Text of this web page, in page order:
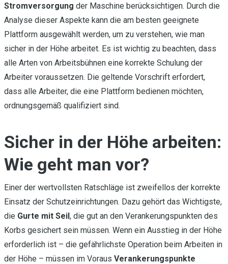
Stromversorgung der Maschine berücksichtigen. Durch die
Analyse dieser Aspekte kann die am besten geeignete
Plattform ausgewählt werden, um zu verstehen, wie man
sicher in der Höhe arbeitet. Es ist wichtig zu beachten, dass
alle Arten von Arbeitsbühnen eine korrekte Schulung der
Arbeiter voraussetzen. Die geltende Vorschrift erfordert,
dass alle Arbeiter, die eine Plattform bedienen möchten,
ordnungsgemäß qualifiziert sind.
Sicher in der Höhe arbeiten:
Wie geht man vor?
Einer der wertvollsten Ratschläge ist zweifellos der korrekte
Einsatz der Schutzeinrichtungen. Dazu gehört das Wichtigste,
die Gurte mit Seil, die gut an den Verankerungspunkten des
Korbs gesichert sein müssen. Wenn ein Ausstieg in der Höhe
erforderlich ist – die gefährlichste Operation beim Arbeiten in
der Höhe – müssen im Voraus Verankerungspunkte